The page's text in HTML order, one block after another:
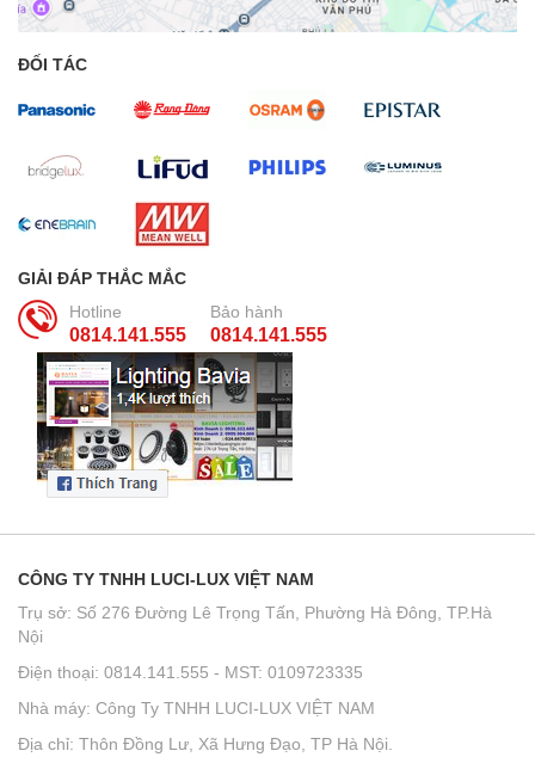
ĐỐI TÁC
GIẢI ĐÁP THẮC MẮC
Hotline
0814.141.555
Bảo hành
0814.141.555
CÔNG TY TNHH LUCI-LUX VIỆT NAM
Trụ sở: Số 276 Đường Lê Trọng Tấn, Phường Hà Đông, TP.Hà
Nội
Điện thoại: 0814.141.555 - MST: 0109723335
Nhà máy: Công Ty TNHH LUCI-LUX VIỆT NAM
Địa chỉ: Thôn Đồng Lư, Xã Hưng Đạo, TP Hà Nội.